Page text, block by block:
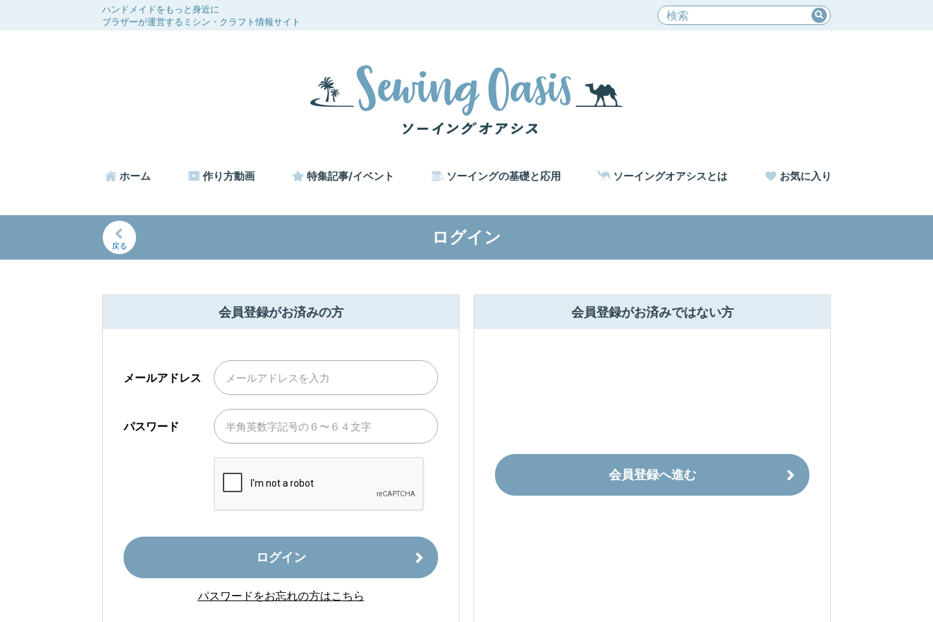
ハンドメイドをもっと身近に
ブラザーが運営するミシン・クラフト情報サイト
ホーム 作り方動画 特集記事/イベント ソーイングの基礎と応用 ソーイングオアシスとは お気に入り
戻る ログイン
会員登録がお済みの方
メールアドレス
パスワード
ログイン
パスワードをお忘れの方はこちら
会員登録がお済みではない方
会員登録へ進む